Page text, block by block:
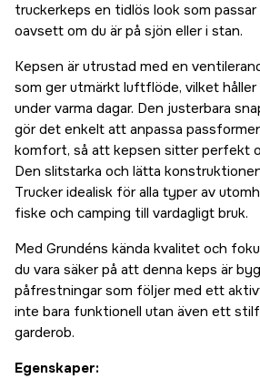
truckerkeps en tidlös look som
oavsett om du är på sjön eller i stan.
Kepsen är utrustad med en
som ger utmärkt luftflöde, vilket håller
under varma dagar. Den justerbara
gör det enkelt att anpassa
komfort, så att kepsen sitter perfekt
Den slitstarka och lätta
Trucker idealisk för alla typer av
fiske och camping till vardagligt bruk.
Med Grundéns kända kvalitet och
du vara säker på att denna keps är
påfrestningar som följer med ett
inte bara funktionell utan även ett
garderob.
Egenskaper: